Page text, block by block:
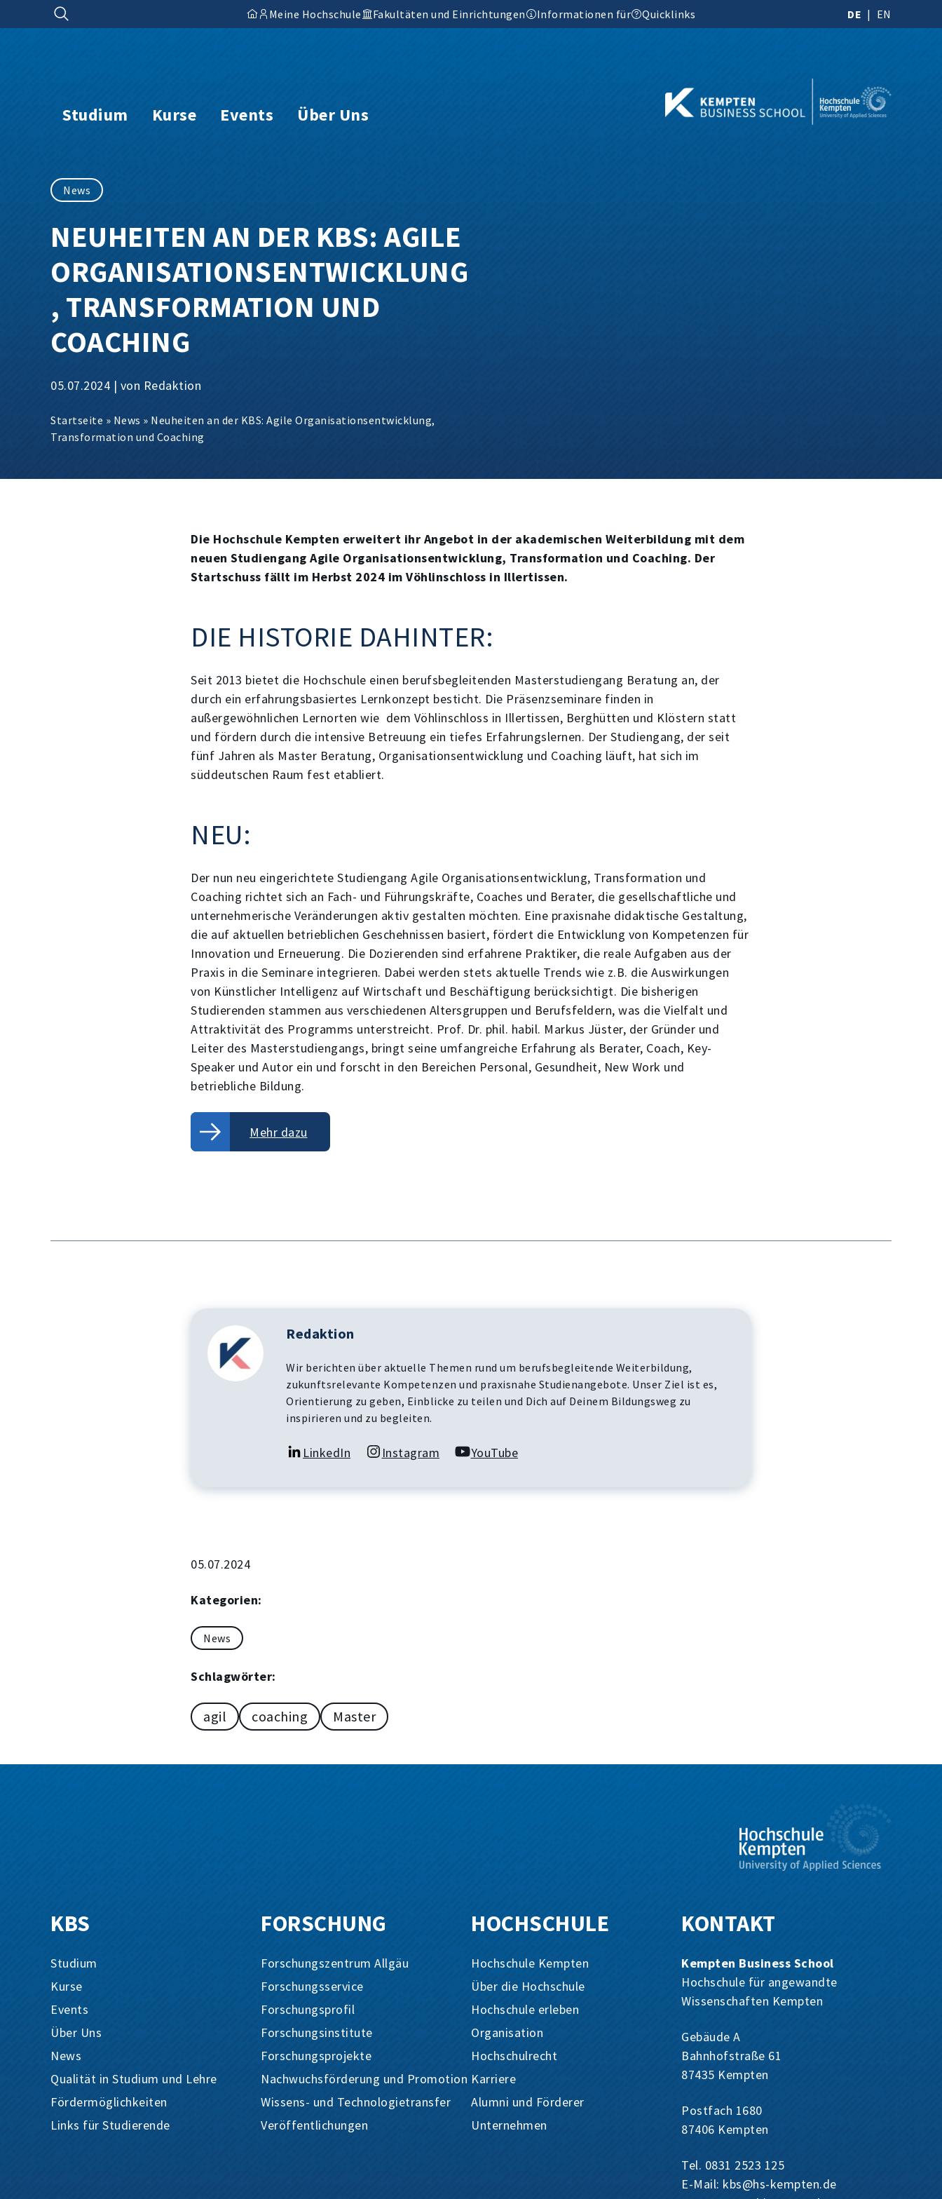
Inhalt
Meine Hochschule Fakultäten und Einrichtungen Informationen für Quicklinks DE EN
Studium Kurse Events Über Uns
News
NEUHEITEN AN DER KBS: AGILE
ORGANISATIONSENTWICKLUNG
, TRANSFORMATION UND
COACHING
05.07.2024 | von Redaktion
Startseite » News » Neuheiten an der KBS: Agile Organisationsentwicklung,
Transformation und Coaching
Die Hochschule Kempten erweitert ihr Angebot in der akademischen Weiterbildung mit dem
neuen Studiengang Agile Organisationsentwicklung, Transformation und Coaching. Der
Startschuss fällt im Herbst 2024 im Vöhlinschloss in Illertissen.
DIE HISTORIE DAHINTER:
Seit 2013 bietet die Hochschule einen berufsbegleitenden Masterstudiengang Beratung an, der
durch ein erfahrungsbasiertes Lernkonzept besticht. Die Präsenzseminare finden in
außergewöhnlichen Lernorten wie dem Vöhlinschloss in Illertissen, Berghütten und Klöstern statt
und fördern durch die intensive Betreuung ein tiefes Erfahrungslernen. Der Studiengang, der seit
fünf Jahren als Master Beratung, Organisationsentwicklung und Coaching läuft, hat sich im
süddeutschen Raum fest etabliert.
NEU:
Der nun neu eingerichtete Studiengang Agile Organisationsentwicklung, Transformation und
Coaching richtet sich an Fach- und Führungskräfte, Coaches und Berater, die gesellschaftliche und
unternehmerische Veränderungen aktiv gestalten möchten. Eine praxisnahe didaktische Gestaltung,
die auf aktuellen betrieblichen Geschehnissen basiert, fördert die Entwicklung von Kompetenzen für
Innovation und Erneuerung. Die Dozierenden sind erfahrene Praktiker, die reale Aufgaben aus der
Praxis in die Seminare integrieren. Dabei werden stets aktuelle Trends wie z.B. die Auswirkungen
von Künstlicher Intelligenz auf Wirtschaft und Beschäftigung berücksichtigt. Die bisherigen
Studierenden stammen aus verschiedenen Altersgruppen und Berufsfeldern, was die Vielfalt und
Attraktivität des Programms unterstreicht. Prof. Dr. phil. habil. Markus Jüster, der Gründer und
Leiter des Masterstudiengangs, bringt seine umfangreiche Erfahrung als Berater, Coach, Key-
Speaker und Autor ein und forscht in den Bereichen Personal, Gesundheit, New Work und
betriebliche Bildung.
Mehr dazu
Redaktion
Wir berichten über aktuelle Themen rund um berufsbegleitende Weiterbildung,
zukunftsrelevante Kompetenzen und praxisnahe Studienangebote. Unser Ziel ist es,
Orientierung zu geben, Einblicke zu teilen und Dich auf Deinem Bildungsweg zu
inspirieren und zu begleiten.
LinkedIn Instagram YouTube
05.07.2024
Kategorien:
News
Schlagwörter:
agil coaching Master
KBS
Studium
Kurse
Events
Über Uns
News
Qualität in Studium und Lehre
Fördermöglichkeiten
Links für Studierende
FORSCHUNG
Forschungszentrum Allgäu
Forschungsservice
Forschungsprofil
Forschungsinstitute
Forschungsprojekte
Nachwuchsförderung und Promotion
Wissens- und Technologietransfer
Veröffentlichungen
HOCHSCHULE
Hochschule Kempten
Über die Hochschule
Hochschule erleben
Organisation
Hochschulrecht
Karriere
Alumni und Förderer
Unternehmen
KONTAKT
Kempten Business School
Hochschule für angewandte
Wissenschaften Kempten
Gebäude A
Bahnhofstraße 61
87435 Kempten
Postfach 1680
87406 Kempten
Tel. 0831 2523 125
E-Mail: kbs@hs-kempten.de